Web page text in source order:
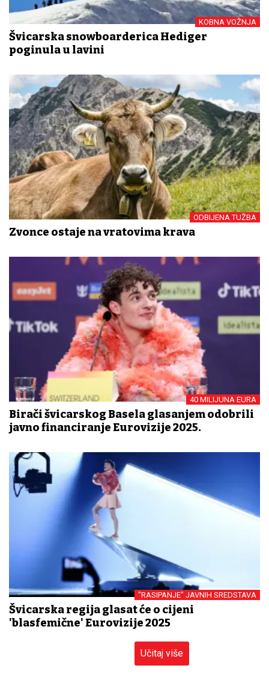
KOBNA VOŽNJA
Švicarska snowboarderica Hediger
poginula u lavini
ODBIJENA TUŽBA
Zvonce ostaje na vratovima krava
40 MILIJUNA EURA
Birači švicarskog Basela glasanjem odobrili
javno financiranje Eurovizije 2025.
"RASIPANJE" JAVNIH SREDSTAVA
Švicarska regija glasat će o cijeni
'blasfemične' Eurovizije 2025
Učitaj više